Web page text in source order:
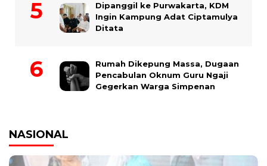
Dipanggil ke Purwakarta, KDM
Ingin Kampung Adat Ciptamulya
Ditata
Rumah Dikepung Massa, Dugaan
Pencabulan Oknum Guru Ngaji
Gegerkan Warga Simpenan
NASIONAL